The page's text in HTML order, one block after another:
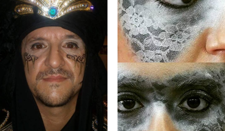
BLOG
ANÚNCIATE
ACCEDE